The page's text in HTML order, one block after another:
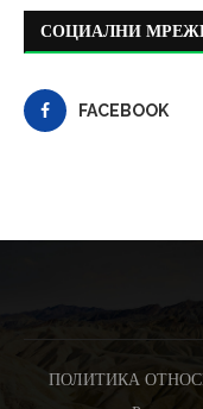
СОЦИАЛНИ
FACEBOOK
ПОЛИТИКА